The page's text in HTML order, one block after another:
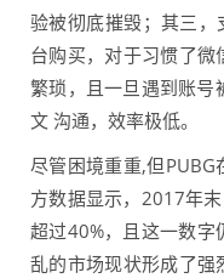
验被彻底摧毁；其三
台购买，对于习惯了
繁琐，且一旦遇到账号
文 沟通，效率极低。
尽管困境重重,但
方数据显示，2017年
超过40%，且这一数字
乱的市场现状形成了强